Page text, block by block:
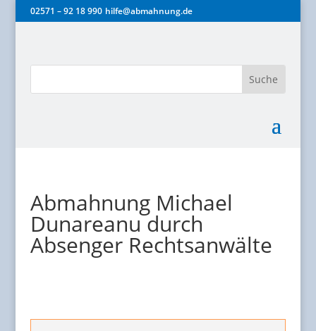
02571 – 92 18 990 hilfe@abmahnung.de
Abmahnung Michael
Dunareanu durch
Absenger Rechtsanwälte